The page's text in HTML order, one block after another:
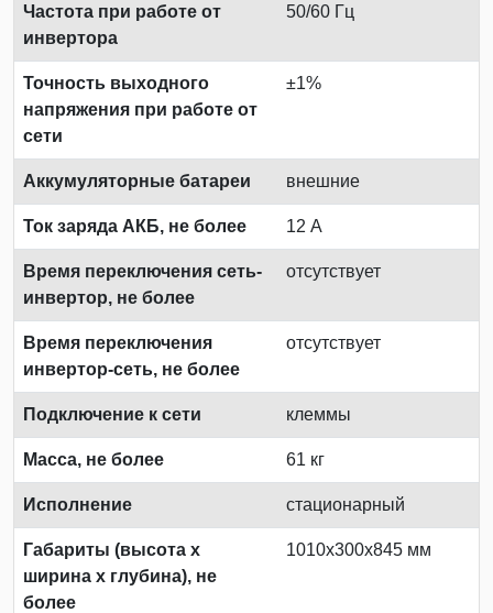
Частота при работе от
инвертора
50/60 Гц
Точность выходного
напряжения при работе от
сети
±1%
Аккумуляторные батареи внешние
Ток заряда АКБ, не более 12 А
Время переключения сеть-
инвертор, не более
отсутствует
Время переключения
инвертор-сеть, не более
отсутствует
Подключение к сети клеммы
Масса, не более 61 кг
Исполнение стационарный
Габариты (высота х
ширина х глубина), не
более
1010х300х845 мм